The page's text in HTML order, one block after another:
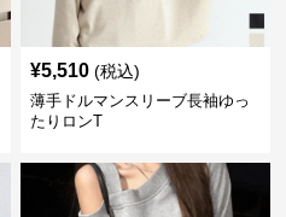
¥5,510 (税込)
薄手ドルマンスリーブ長袖ゆっ
たりロンT